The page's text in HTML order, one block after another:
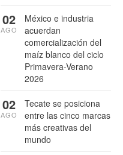
México e industria
acuerdan
comercialización del
maíz blanco del ciclo
Primavera-Verano
2026
02
AGO
Tecate se posiciona
entre las cinco marcas
más creativas del
mundo
02
AGO